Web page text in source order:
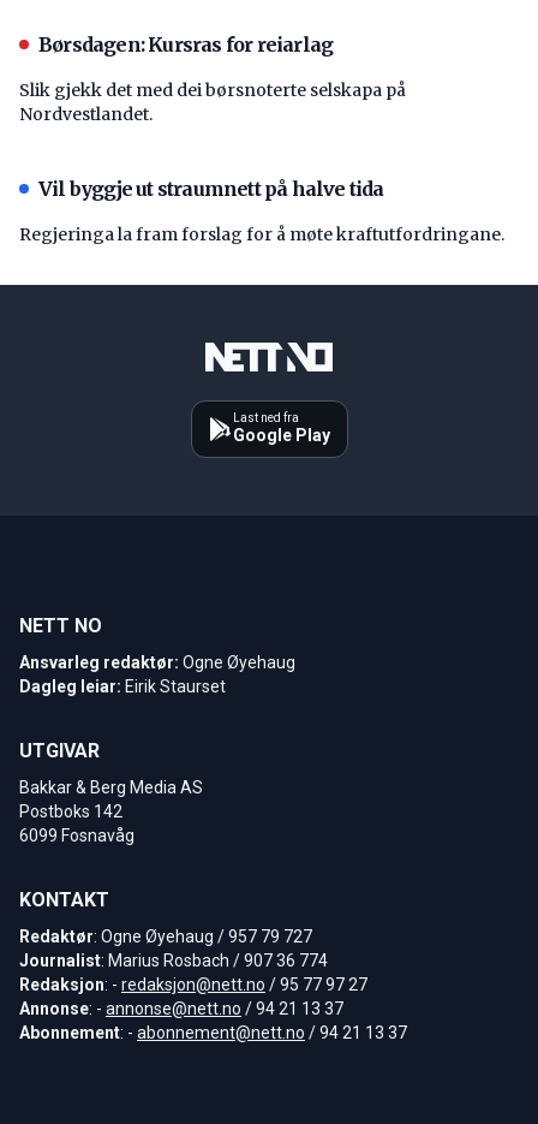
Børsdagen: Kursras for reiarlag
Slik gjekk det med dei børsnoterte selskapa på
Nordvestlandet.
Vil byggje ut straumnett på halve tida
Regjeringa la fram forslag for å møte kraftutfordringane.
Last ned fra
Google Play
NETT NO
Ansvarleg redaktør: Ogne Øyehaug
Dagleg leiar: Eirik Staurset
UTGIVAR
Bakkar & Berg Media AS
Postboks 142
6099 Fosnavåg
KONTAKT
Redaktør: Ogne Øyehaug / 957 79 727
Journalist: Marius Rosbach / 907 36 774
Redaksjon: - redaksjon@nett.no / 95 77 97 27
Annonse: - annonse@nett.no / 94 21 13 37
Abonnement: - abonnement@nett.no / 94 21 13 37